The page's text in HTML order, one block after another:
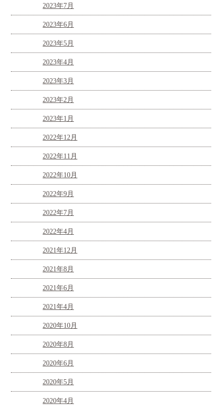
2023年7月
2023年6月
2023年5月
2023年4月
2023年3月
2023年2月
2023年1月
2022年12月
2022年11月
2022年10月
2022年9月
2022年7月
2022年4月
2021年12月
2021年8月
2021年6月
2021年4月
2020年10月
2020年8月
2020年6月
2020年5月
2020年4月